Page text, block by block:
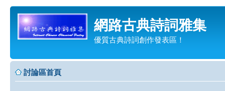
網路古典詩詞雅集
優質古典詩詞創作發表區！
討論區首頁